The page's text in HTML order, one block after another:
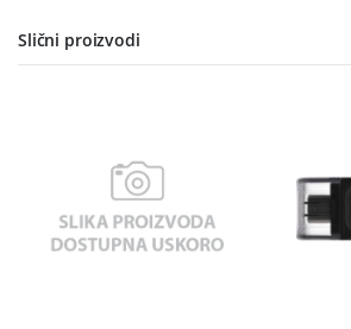
Slični proizvodi